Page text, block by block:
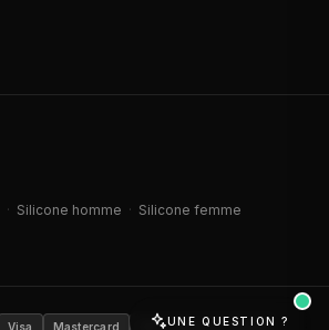
· Silicone homme · Silicone femme
Visa Mastercard CB Amex Klarna
UNE QUESTION ?